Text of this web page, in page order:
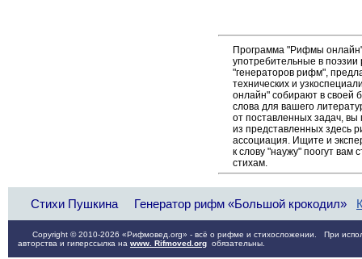
Программа "Рифмы
употребительные в
"генераторов рифм",
технических и
онлайн" собирают в своей
слова для вашего
от поставленных задач,
из представленных здесь
ассоциация. Ищите и
к слову "наужу" поогут
стихам.
Стихи Пушкина Генератор рифм «Большой крокодил»
Copyright © 2010-2026 «Рифмовед.org» - всё о рифме и стихосложении. При
авторства и гиперссылка на www. Rifmoved.org обязательны.